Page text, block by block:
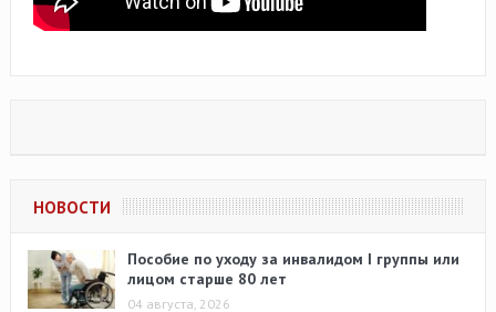
НОВОСТИ
Пособие по уходу за инвалидом I группы или
лицом старше 80 лет
04 августа, 2026